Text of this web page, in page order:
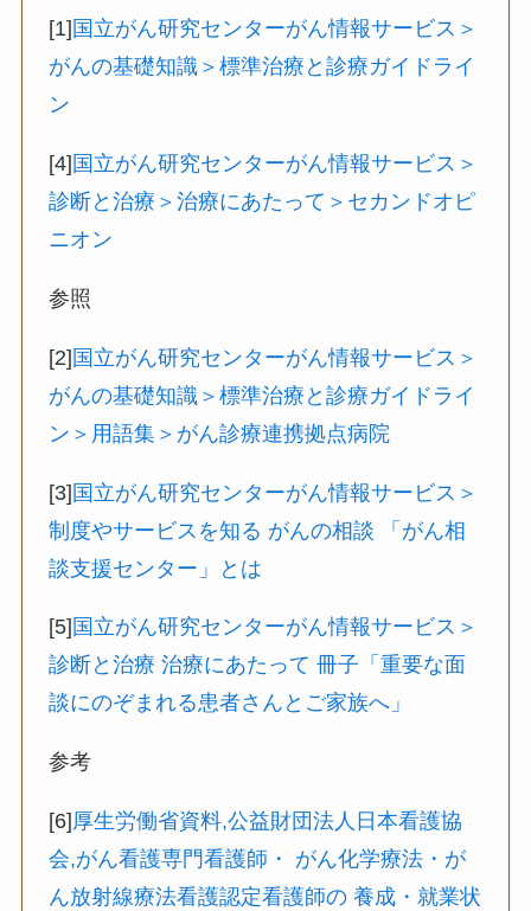
[1]国立がん研究センターがん情報サービス＞
がんの基礎知識＞標準治療と診療ガイドライ
ン
[4]国立がん研究センターがん情報サービス＞
診断と治療＞治療にあたって＞セカンドオピ
ニオン
参照
[2]国立がん研究センターがん情報サービス＞
がんの基礎知識＞標準治療と診療ガイドライ
ン＞用語集＞がん診療連携拠点病院
[3]国立がん研究センターがん情報サービス＞
制度やサービスを知る がんの相談 「がん相
談支援センター」とは
[5] 国立がん研究センターがん情報サービス＞
診断と治療 治療にあたって 冊子「重要な面
談にのぞまれる患者さんとご家族へ」
参考
[6]厚生労働省資料,公益財団法人日本看護協
会,がん看護専門看護師・ がん化学療法・が
ん放射線療法看護認定看護師の 養成・就業状